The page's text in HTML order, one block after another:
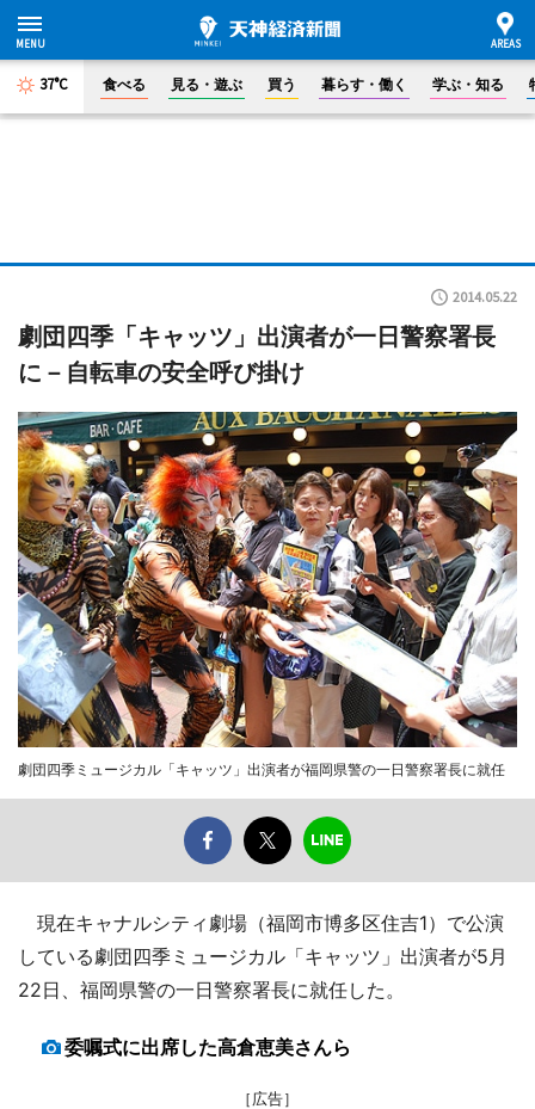
37°C 食べる 見る・遊ぶ 買う 暮らす・働く 学ぶ・知る
2014.05.22
劇団四季「キャッツ」出演者が一日警察署長
に－自転車の安全呼び掛け
劇団四季ミュージカル「キャッツ」出演者が福岡県警の一日警察署長に就任
現在キャナルシティ劇場（福岡市博多区住吉1）で公演
している劇団四季ミュージカル「キャッツ」出演者が5月
22日、福岡県警の一日警察署長に就任した。
委嘱式に出席した高倉恵美さんら
［広告］